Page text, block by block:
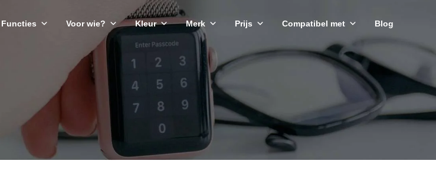
Functies Voor wie? Kleur Merk Prijs Compatibel met Blog